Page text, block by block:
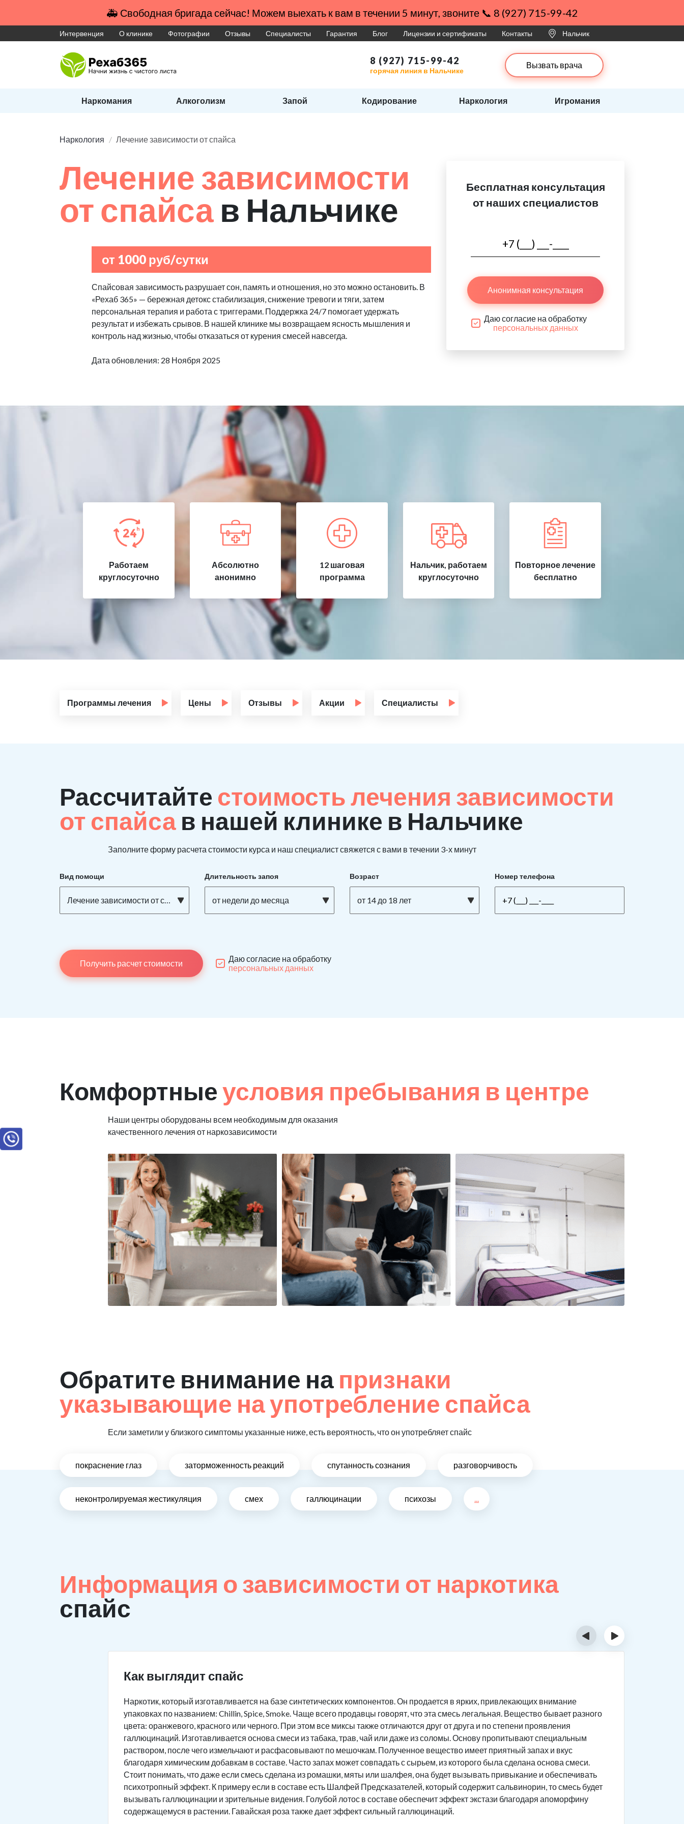
🚑 Свободная бригада сейчас! Можем выехать к вам в течении 5 минут, звоните 📞 8 (927) 715-99-42
Интервенция О клинике Фотографии Отзывы Специалисты Гарантия Блог Лицензии и сертификаты Контакты Нальчик
8 (927) 715-99-42
горячая линия в Нальчике
Вызвать врача
Наркомания Алкоголизм Запой Кодирование Наркология Игромания
Наркология Лечение зависимости от спайса
Лечение зависимости
от спайса в Нальчике
от 1000 руб/сутки
Спайсовая зависимость разрушает сон, память и отношения, но это можно остановить. В
«Рехаб 365» — бережная детокс стабилизация, снижение тревоги и тяги, затем
персональная терапия и работа с триггерами. Поддержка 24/7 помогает удержать
результат и избежать срывов. В нашей клинике мы возвращаем ясность мышления и
контроль над жизнью, чтобы отказаться от курения смесей навсегда.
Дата обновления: 28 Ноября 2025
Бесплатная консультация
от наших специалистов
Анонимная консультация
Даю согласие на обработку
персональных данных
Работаем
круглосуточно
Абсолютно
анонимно
12 шаговая
программа
Нальчик, работаем
круглосуточно
Повторное лечение
бесплатно
Программы лечения Цены Отзывы Акции Специалисты
Рассчитайте стоимость лечения зависимости
от спайса в нашей клинике в Нальчике
Заполните форму расчета стоимости курса и наш специалист свяжется с вами в течении 3-х минут
Вид помощи
Лечение зависимости от спайса
Длительность запоя
от недели до месяца
Возраст
от 14 до 18 лет
Номер телефона
Получить расчет стоимости
Даю согласие на обработку
персональных данных
Комфортныеусловия пребывания в центре
Наши центры оборудованы всем необходимым для оказания
качественного лечения от наркозависимости
Обратите внимание на признаки
указывающие на употребление спайса
Если заметили у близкого симптомы указанные ниже, есть вероятность, что он употребляет спайс
покраснение глаз заторможенность реакций спутанность сознания разговорчивость
неконтролируемая жестикуляция смех галлюцинации психозы ...
Информация о зависимости от наркотика
спайс
Как выглядит спайс
Наркотик, который изготавливается на базе синтетических компонентов. Он продается в ярких, привлекающих внимание
упаковках по названием: Chillin, Spice, Smoke. Чаще всего продавцы говорят, что эта смесь легальная. Вещество бывает разного
цвета: оранжевого, красного или черного. При этом все миксы также отличаются друг от друга и по степени проявления
галлюцинаций. Изготавливается основа смеси из табака, трав, чай или даже из соломы. Основу пропитывают специальным
раствором, после чего измельчают и расфасовывают по мешочкам. Полученное вещество имеет приятный запах и вкус
благодаря химическим добавкам в составе. Часто запах может совпадать с сырьем, из которого была сделана основа смеси.
Стоит понимать, что даже если смесь сделана из ромашки, мяты или шалфея, она будет вызывать привыкание и обеспечивать
психотропный эффект. К примеру если в составе есть Шалфей Предсказателей, который содержит сальвинорин, то смесь будет
вызывать галлюцинации и зрительные видения. Голубой лотос в составе обеспечит эффект экстази благодаря апоморфину
содержащемуся в растении. Гавайская роза также дает эффект сильный галлюцинаций.
‹ ›